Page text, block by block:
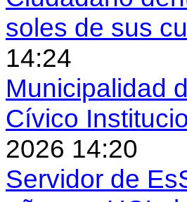
soles de sus
14:24
Municipalidad
Cívico
2026 14:20
Servidor de